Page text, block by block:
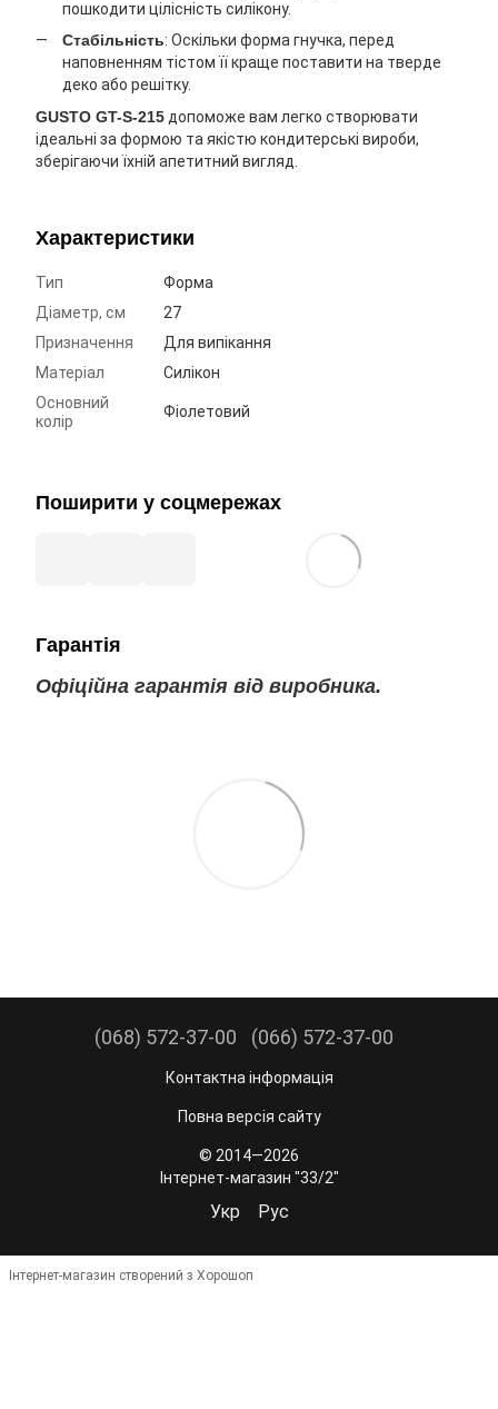
пошкодити цілісність силікону.
Стабільність: Оскільки форма гнучка, перед
наповненням тістом її краще поставити на тверде
деко або решітку.
GUSTO GT-S-215 допоможе вам легко створювати
ідеальні за формою та якістю кондитерські вироби,
зберігаючи їхній апетитний вигляд.
Характеристики
Тип
Форма
Діаметр, см
27
Призначення
Для випікання
Матеріал
Силікон
Основний
колір
Фіолетовий
Поширити у соцмережах
Гарантія
Офіційна гарантія від виробника.
(068) 572-37-00 (066) 572-37-00
Контактна інформація
Повна версія сайту
© 2014—2026
Інтернет-магазин "33/2"
Укр Рус
Інтернет-магазин створений з Хорошоп